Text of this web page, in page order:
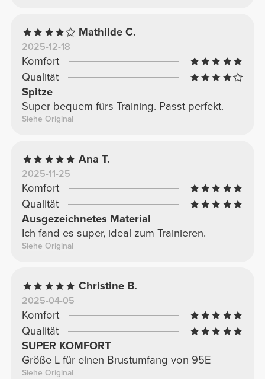
Mathilde C.
2025-12-18
Komfort
Qualität
Spitze
Super bequem fürs Training. Passt perfekt.
Siehe Original
Ana T.
2025-11-25
Komfort
Qualität
Ausgezeichnetes Material
Ich fand es super, ideal zum Trainieren.
Siehe Original
Christine B.
2025-04-05
Komfort
Qualität
SUPER KOMFORT
Größe L für einen Brustumfang von 95E
Siehe Original